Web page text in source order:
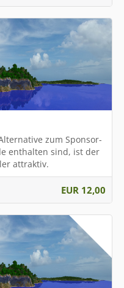
zum Sponsor-
enthalten sind, ist der
attraktiv.
EUR 12,00